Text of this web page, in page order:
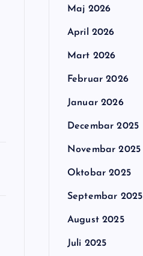
Maj 2026
April 2026
Mart 2026
Februar 2026
Januar 2026
Decembar 2025
Novembar 2025
Oktobar 2025
Septembar 2025
August 2025
Juli 2025